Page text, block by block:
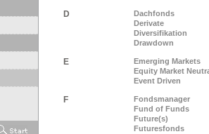
D
Dachfonds
Derivate
Diversifikation
Drawdown
E
Emerging Markets
Equity Market
Event Driven
F
Fondsmanager
Fund of Funds
Future(s)
Futuresfonds